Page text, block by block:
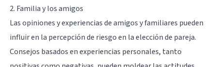
2. Familia y los amigos
Las opiniones y experiencias de amigos y familiares pueden
influir en la percepción de riesgo en la elección de pareja.
Consejos basados en experiencias personales, tanto